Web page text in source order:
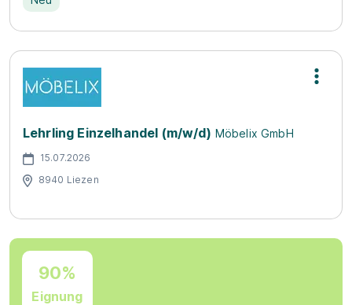
Lehrling Einzelhandel (m/w/d) Möbelix GmbH
15.07.2026
8940 Liezen
90%
Eignung